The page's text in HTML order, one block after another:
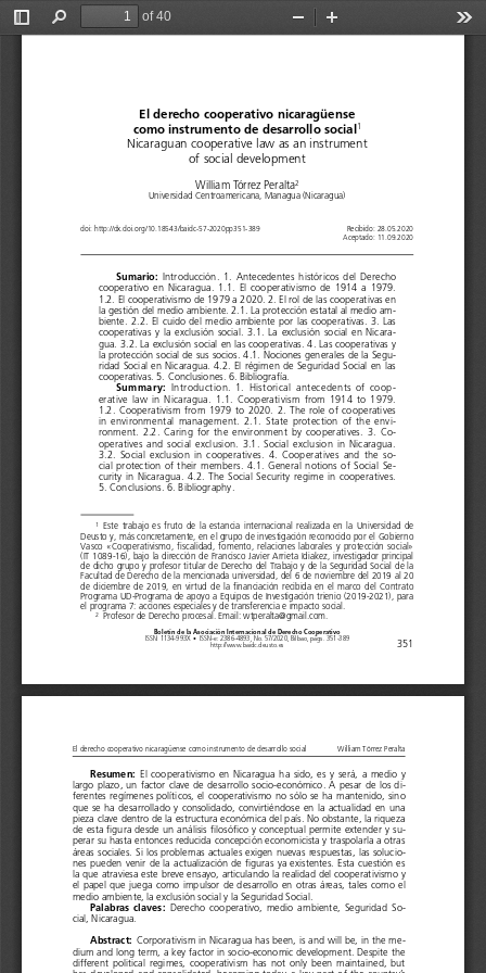
Toggle
Find
of 40
Zoom
Boletín de la Asociación Internacional de Derecho Cooperativo
ISSN: 1134-993X •    ISSN-e: 2386-4893, No. 57/2020, Bilbao, págs. 351-389
http://www.baidc.deusto.es
351
El derecho cooperativo nicaragüense
como instrumento de desarrollo social1
Nicaraguan cooperative law as an instrument
of social development
William Tórrez Peralta2
Universidad Centroamericana, Managua (Nicaragua)
doi: http://dx.doi.org/10.18543/baidc-57-2020pp351-389
Recibido: 28.05.2020
Aceptado: 11.09.2020
Sumario: Introducción.  1.  Antecedentes  históricos  del  Derecho
cooperativo  en  Nicaragua.  1.1.  El  cooperativismo  de  1914  a  1979.
1.2. El cooperativismo de 1979 a 2020. 2. El rol de las cooperativas en
la gestión del medio ambiente. 2.1. La protección estatal al medio am-
biente.  2.2.  El  cuido  del  medio  ambiente  por  las  cooperativas.  3.  Las
cooperativas  y  la  exclusión  social.  3.1.  La  exclusión  social  en  Nicara-
gua. 3.2. La exclusión social en las cooperativas. 4. Las cooperativas y
la protección social de sus socios. 4.1. Nociones generales de la Segu-
ridad  Social  en  Nicaragua.  4.2.  El  régimen  de  Seguridad  Social  en  las
cooperativas. 5. Conclusiones. 6. Bibliografía.
Summary: Introduction.  1.  Historical  antecedents  of  coop-
erative  law  in  Nicaragua.  1.1.  Cooperativism  from  1914  to  1979.
1.2.  Cooperativism  from  1979  to  2020.  2.  The  role  of  cooperatives
in  environmental  management.  2.1.  State  protection  of  the  envi-
ronment.  2.2.  Caring  for  the  environment  by  cooperatives.  3.  Co-
operatives  and  social  exclusion.  3.1.  Social  exclusion  in  Nicaragua.
3.2.  Social  exclusion  in  cooperatives.  4.  Cooperatives  and  the  so-
cial  protection  of  their  members.  4.1.  General  notions  of  Social  Se-
curity  in  Nicaragua.  4.2.  The  Social  Security  regime  in  cooperatives.
5. Conclusions. 6. Bibliography.
1
  Este  trabajo  es  fruto  de  la  estancia  internacional  realizada  en  la  Universidad  de
Deusto y, más concretamente, en el grupo de investigación reconocido por el Gobierno
Vasco  «Cooperativismo,  fiscalidad,  fomento,  relaciones  laborales  y  protección  social»
(IT 1089-16), bajo la dirección de Francisco Javier Arrieta Idiakez, investigador principal
de dicho grupo y profesor titular de Derecho del Trabajo y de la Seguridad Social de la
Facultad de Derecho de la mencionada universidad, del 6 de noviembre del 2019 al 20
de  diciembre  de  2019,  en  virtud  de  la  financiación  recibida  en  el  marco  del  Contrato
Programa UD-Programa de apoyo a Equipos de Investigación trienio (2019-2021), para
el programa 7: acciones especiales y de transferencia e impacto social.
2
  Profesor de Derecho procesal. Email: wtperalta@gmail.com.
El derecho cooperativo nicaragüense como instrumento de desarrollo social William Tórrez Peralta
Resumen: El  cooperativismo  en  Nicaragua  ha  sido,  es  y  será,  a  medio  y
largo plazo, un factor clave de desarrollo socio-económico. A pesar de los di-
ferentes regímenes políticos, el cooperativismo no sólo se ha mantenido, sino
que  se  ha  desarrollado  y  consolidado,  convirtiéndose  en  la  actualidad  en  una
pieza clave dentro de la estructura económica del país. No obstante, la riqueza
de esta figura desde un análisis filosófico y conceptual permite extender y su-
perar su hasta entonces reducida concepción economicista y traspolarla a otras
áreas sociales. Si los problemas actuales exigen nuevas respuestas, las solucio-
nes pueden venir de la actualización de figuras ya existentes. Esta cuestión es
la que atraviesa este breve ensayo, articulando la realidad del cooperativismo y
el papel que juega como impulsor de desarrollo en otras áreas, tales como el
medio ambiente, la exclusión social y la Seguridad Social.
Palabras  claves: Derecho  cooperativo,  medio  ambiente,  Seguridad  So-
cial, Nicaragua.
Abstract: Corporativism in Nicaragua has been, is and will be, in the me-
dium and long term, a key factor in socio-economic development. Despite the
different  political  regimes,  cooperativism  has  not  only  been  maintained,  but